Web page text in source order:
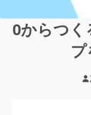
0からつく